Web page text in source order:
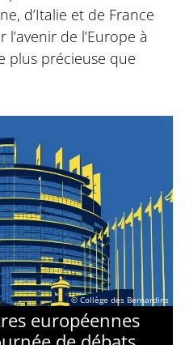
d’Italie et de France
de l’Europe à
plus précieuse que
© Collège des Bernardins
européennes